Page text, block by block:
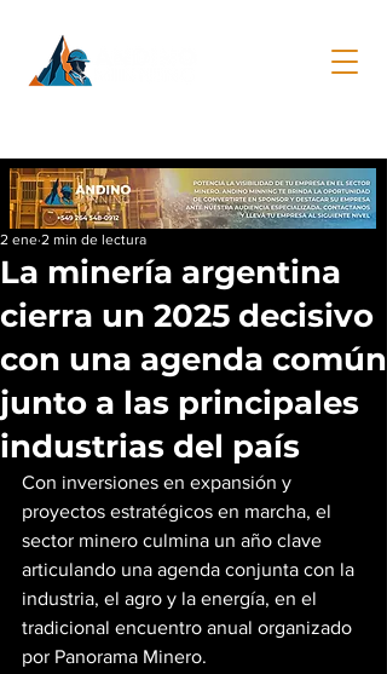
La minería argentina
cierra un 2025 decisivo
con una agenda común
junto a las principales
industrias del país
2 ene 2 min de lectura
Con inversiones en expansión y
proyectos estratégicos en marcha, el
sector minero culmina un año clave
articulando una agenda conjunta con la
industria, el agro y la energía, en el
tradicional encuentro anual organizado
por Panorama Minero.